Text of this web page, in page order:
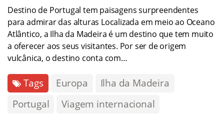
Destino de Portugal tem paisagens surpreendentes
para admirar das alturas Localizada em meio ao Oceano
Atlântico, a Ilha da Madeira é um destino que tem muito
a oferecer aos seus visitantes. Por ser de origem
vulcânica, o destino conta com…
Tags Europa
Ilha da Madeira
Portugal
Viagem internacional